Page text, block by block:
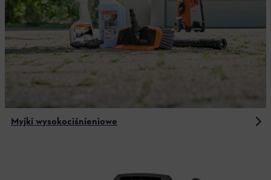
Myjki wysokociśnieniowe